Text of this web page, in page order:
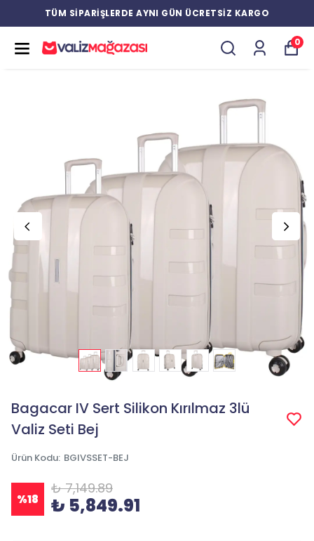
TÜM SİPARİŞLERDE AYNI GÜN ÜCRETSİZ KARGO
0
Bagacar IV Sert Silikon Kırılmaz 3lü
Valiz Seti Bej
Ürün Kodu: BGIVSSET-BEJ
%18
₺ 7,149.89
₺ 5,849.91